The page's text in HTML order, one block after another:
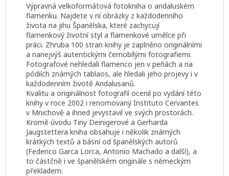
Výpravná velkoformátová fotokniha o andaluském
flamenku. Najdete v ní obrázky z každodenního
života na jihu Španělska, které zachycují
flamenkový životní styl a flamenkové umělce při
práci. Zhruba 100 stran knihy je zaplněno originálními
a nanejvýš autentickými černobílými fotografiemi.
Fotografové nehledali flamenco jen v peñách a na
pódiích známých tablaos, ale hledali jeho projevy i v
každodenním životě Andalusanů.
Kvalitu a originálnost fotografií ocenil po vydání této
knihy v roce 2002 i renomovaný Instituto Cervantes
v Mnichově a ihned jevystavil ve svých prostorách.
Kromě úvodu Tiny Deinigerové a Gerharda
Jaugstettera kniha obsahuje i několik známých
krátkých textů a básní od španělských autorů
(Federico Garca Lorca, Antonio Machado a další), a
to částčně i ve španělském originále s německým
překladem.